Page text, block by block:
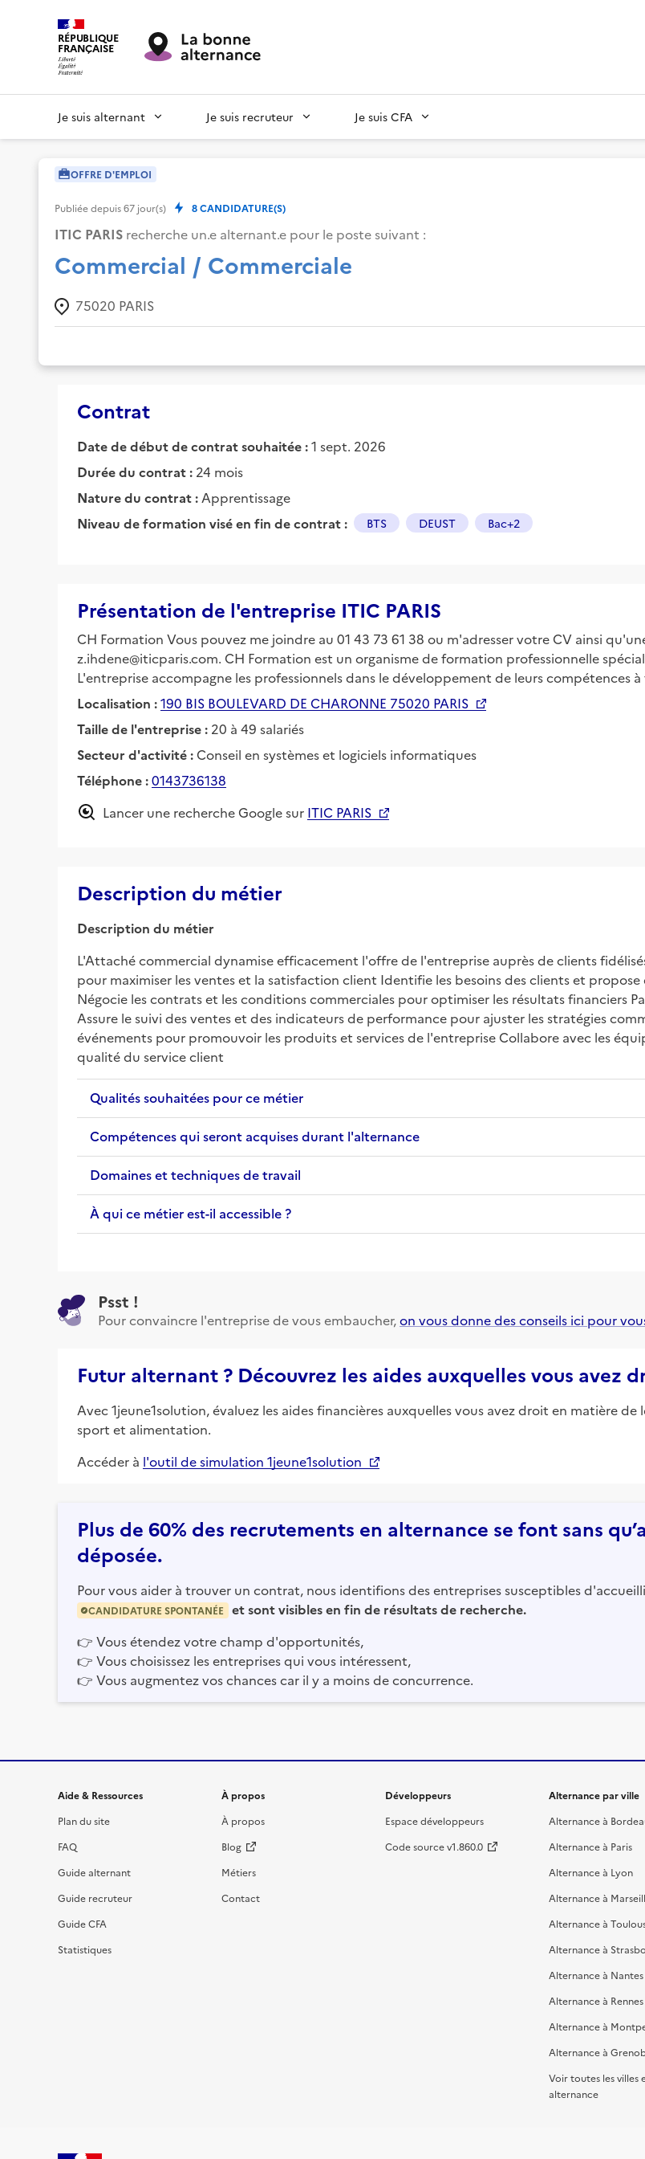
RÉPUBLIQUE
FRANÇAISE
Je suis alternant Je suis recruteur Je suis CFA
OFFRE D'EMPLOI
Publiée depuis67 jour(s) 8CANDIDATURE(S)
ITIC PARIS recherche un.e alternant.e pour le poste suivant :
Commercial / Commerciale
75020 PARIS
Contrat
Date de début de contrat souhaitée :1 sept. 2026
Durée du contrat : 24 mois
Nature du contrat : Apprentissage
Niveau de formation visé en fin de contrat :
BTS DEUST Bac+2
Présentation de l'entreprise ITIC PARIS
CH Formation Vous pouvez me joindre au 01 43 73 61 38 ou m'adresser votre CV ainsi
z.ihdene@iticparis.com. CH Formation est un organisme de formation professionnelle
L'entreprise accompagne les professionnels dans le développement de leurs compétences
Localisation :190 BIS BOULEVARD DE CHARONNE 75020 PARIS
Taille de l'entreprise : 20 à 49 salariés
Secteur d'activité : Conseil en systèmes et logiciels informatiques
Téléphone :0143736138
Lancer une recherche Google sur ITIC PARIS
Description du métier
Description du métier
L'Attaché commercial dynamise efficacement l'offre de l'entreprise auprès de clients
pour maximiser les ventes et la satisfaction client Identifie les besoins des clients et
Négocie les contrats et les conditions commerciales pour optimiser les résultats financiers
Assure le suivi des ventes et des indicateurs de performance pour ajuster les stratégies
événements pour promouvoir les produits et services de l'entreprise Collabore avec les
qualité du service client
Qualités souhaitées pour ce métier
Compétences qui seront acquises durant l'alternance
Domaines et techniques de travail
À qui ce métier est-il accessible ?
Psst !
Pour convaincre l'entreprise de vous embaucher,on vous donne des conseils ici pour
Futur alternant ? Découvrez les aides auxquelles vous avez
Avec 1jeune1solution, évaluez les aides financières auxquelles vous avez droit en matière
sport et alimentation.
Accéder à l'outil de simulation 1jeune1solution
Plus de 60% des recrutements en alternance se font sans
déposée.
Pour vous aider à trouver un contrat, nous identifions des entreprises susceptibles
CANDIDATURE SPONTANÉE
et sont visibles en fin de résultats de recherche.
👉 Vous étendez votre champ d'opportunités,
👉 Vous choisissez les entreprises qui vous intéressent,
👉 Vous augmentez vos chances car il y a moins de concurrence.
Informations et liens du site
Aide & Ressources
Plan du site
FAQ
Guide alternant
Guide recruteur
Guide CFA
Statistiques
À propos
À propos
Blog
Métiers
Contact
Développeurs
Espace développeurs
Code source v1.860.0
Alternance par ville
Alternance à
Alternance à Paris
Alternance à Lyon
Alternance à
Alternance à
Alternance à
Alternance à Nantes
Alternance à Rennes
Alternance à
Alternance à
Voir toutes les villes
alternance